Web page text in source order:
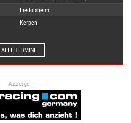
Liedolsheim
Kerpen
ALLE TERMINE
Anzeige